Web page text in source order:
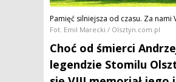
Pamięć silniejsza od czasu. Za nami
Fot. Emil Marecki / Olsztyn.com.pl
Choć od śmierci
legendzie Stomilu